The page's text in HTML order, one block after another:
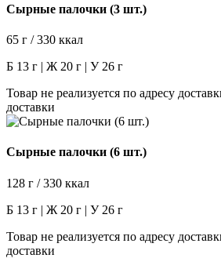
Сырные палочки (3 шт.)
65 г / 330 ккал
Б 13 г | Ж 20 г | У 26 г
Товар не реализуется по адресу
доставки
Сырные палочки (6 шт.)
128 г / 330 ккал
Б 13 г | Ж 20 г | У 26 г
Товар не реализуется по адресу
доставки